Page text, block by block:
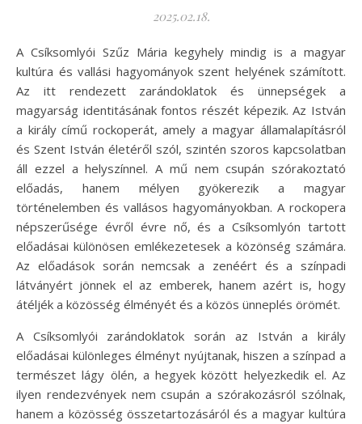
2025.02.18.
A Csíksomlyói Szűz Mária kegyhely mindig is a magyar
kultúra és vallási hagyományok szent helyének számított.
Az itt rendezett zarándoklatok és ünnepségek a
magyarság identitásának fontos részét képezik. Az István
a király című rockoperát, amely a magyar államalapításról
és Szent István életéről szól, szintén szoros kapcsolatban
áll ezzel a helyszínnel. A mű nem csupán szórakoztató
előadás, hanem mélyen gyökerezik a magyar
történelemben és vallásos hagyományokban. A rockopera
népszerűsége évről évre nő, és a Csíksomlyón tartott
előadásai különösen emlékezetesek a közönség számára.
Az előadások során nemcsak a zenéért és a színpadi
látványért jönnek el az emberek, hanem azért is, hogy
átéljék a közösség élményét és a közös ünneplés örömét.
A Csíksomlyói zarándoklatok során az István a király
előadásai különleges élményt nyújtanak, hiszen a színpad a
természet lágy ölén, a hegyek között helyezkedik el. Az
ilyen rendezvények nem csupán a szórakozásról szólnak,
hanem a közösség összetartozásáról és a magyar kultúra